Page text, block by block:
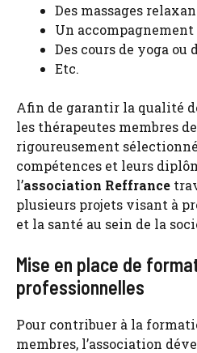
Des massages
Un
Des cours de yoga ou
Etc.
Afin de garantir la qualité
les thérapeutes membres
rigoureusement
compétences et leurs
l’association Reffrance
plusieurs projets visant à
et la santé au sein de la
Mise en place de
professionnelles
Pour contribuer à la
membres, l’association